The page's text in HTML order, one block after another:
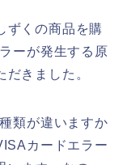
ずくの商品を購
ーが発生する原
きました。
類が違いますか
カードエラー